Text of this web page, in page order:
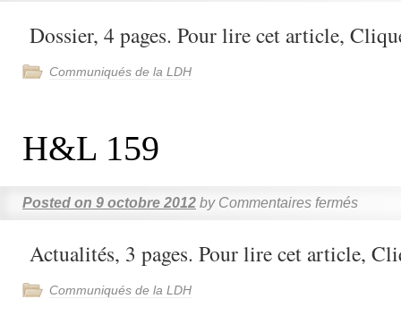
Dossier, 4 pages. Pour lire cet article,
Communiqués de la LDH
H&L 159
Posted on 9 octobre 2012 by Commentaires fermés
Actualités, 3 pages. Pour lire cet article,
Communiqués de la LDH